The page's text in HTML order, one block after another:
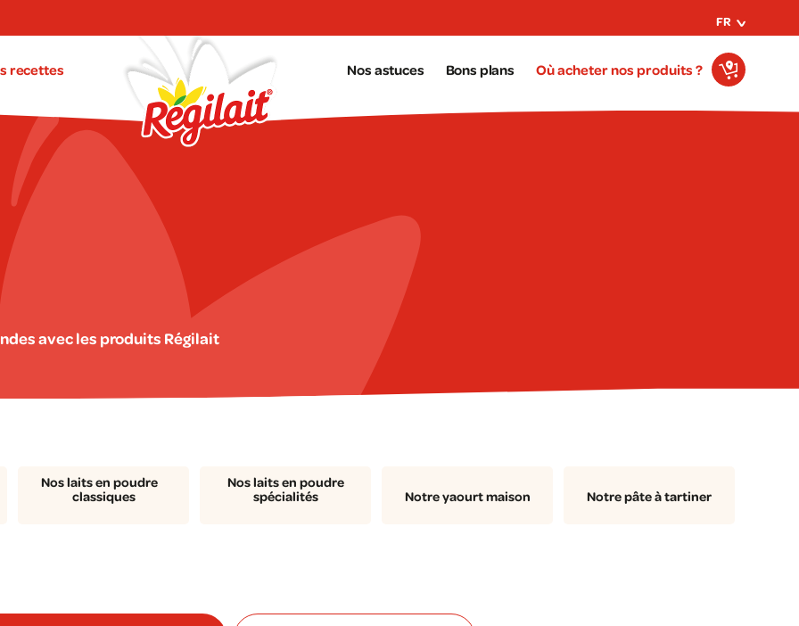
recettes Nos astuces Bons plans
FR
Où acheter nos produits ?
avec les produits Régilait
Nos laits en poudre
classiques
Nos laits en poudre
spécialités
Notre yaourt maison Notre pâte à tartiner